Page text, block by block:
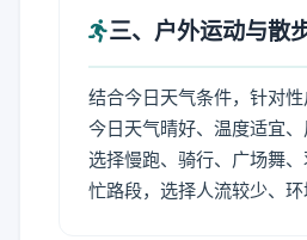
三、户外运动与散
结合今日天气条件，针对
今日天气晴好、温度适宜
选择慢跑、骑行、广场舞
忙路段，选择人流较少、